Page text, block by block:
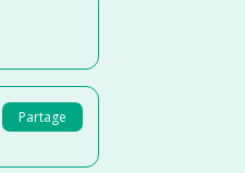
Partage